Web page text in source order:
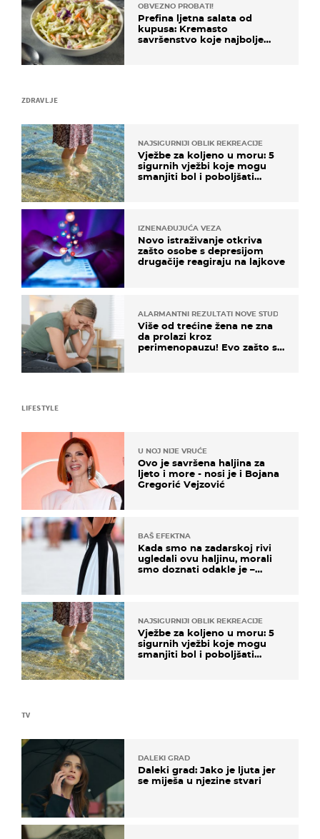
ZDRAVLJE
NAJSIGURNIJI OBLIK REKREACIJE
Vježbe za koljeno u moru: 5
sigurnih vježbi koje mogu
smanjiti bol i poboljšati
IZNENAĐUJUĆA VEZA
Novo istraživanje otkriva
zašto osobe s depresijom
drugačije reagiraju na lajkove
ALARMANTNI REZULTATI NOVE STUDIJE
Više od trećine žena ne zna
da prolazi kroz
perimenopauzu! Evo zašto su
TV
DALEKI GRAD
Daleki grad: Jako je ljuta jer
se miješa u njezine stvari
OBVEZNO PROBATI!
Prefina ljetna salata od
kupusa: Kremasto
savršenstvo koje najbolje
LIFESTYLE
U NOJ NIJE VRUĆE
Ovo je savršena haljina za
ljeto i more - nosi je i Bojana
Gregorić Vejzović
BAŠ EFEKTNA
Kada smo na zadarskoj rivi
ugledali ovu haljinu, morali
smo doznati odakle je –
NAJSIGURNIJI OBLIK REKREACIJE
Vježbe za koljeno u moru: 5
sigurnih vježbi koje mogu
smanjiti bol i poboljšati